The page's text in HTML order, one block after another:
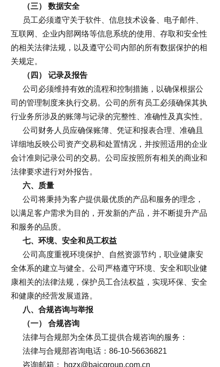
（三） 数据安全
员工必须遵守关于软件、信息技术设备、电子邮件、
互联网、企业内部网络等信息系统的使用、存取和安全性
的相关法律法规，以及遵守公司内部的所有数据保护的相
关规定。
（四） 记录及报告
公司必须维持有效的流程和控制措施，以确保根据公
司的管理制度来执行交易。公司的所有员工必须确保其执
行业务所涉及的账簿与记录的完整性、准确性及真实性。
公司财务人员应确保账簿、凭证和报表合理、准确且
详细地反映公司资产交易和处置情况，并按照适用的企业
会计准则记录公司的交易。公司应按照所有相关的商业和
法律要求进行对外报告。
六、质量
公司将秉持为客户提供最优质的产品和服务的理念，
以满足客户需求为目的，开发新的产品，并不断提升产品
和服务的品质。
七、环境、安全和员工权益
公司高度重视环境保护、自然资源节约，职业健康安
全体系的建立与健全。公司严格遵守环境、安全和职业健
康相关的法律法规，保护员工合法权益，实现环保、安全
和健康的经营发展道路。
八、合规咨询与举报
（一） 合规咨询
法律与合规部为全体员工提供合规咨询的服务：
法律与合规部咨询电话：86-10-56636821
咨询邮箱： hgzx@baicgroup.com.cn